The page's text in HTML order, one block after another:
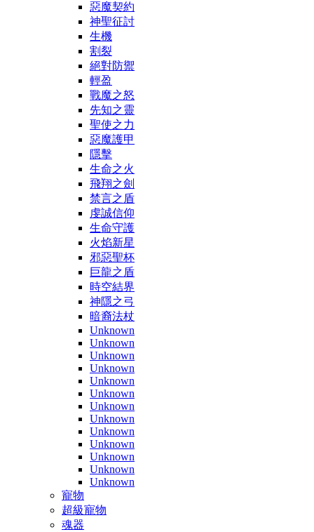
惡魔契約
神聖征討
生機
割裂
絕對防禦
輕盈
戰魔之怒
先知之靈
聖使之力
惡魔護甲
隱擊
生命之火
飛翔之劍
禁言之盾
虔誠信仰
生命守護
火焰新星
邪惡聖杯
巨龍之盾
時空結界
神隱之弓
暗裔法杖
Unknown
Unknown
Unknown
Unknown
Unknown
Unknown
Unknown
Unknown
Unknown
Unknown
Unknown
Unknown
Unknown
寵物
超級寵物
魂器